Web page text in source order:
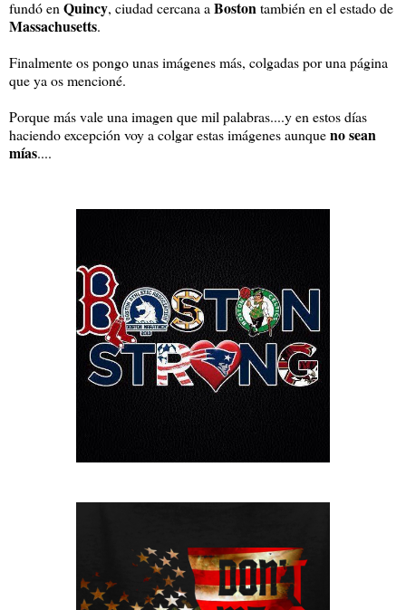
fundó en Quincy, ciudad cercana a Bostontambién en el estado de
Massachusetts.
Finalmente os pongo unas imágenes más, colgadas por una página
que ya os mencioné.
Porque más vale una imagen que mil palabras....y en estos días
haciendo excepción voy a colgar estas imágenes aunqueno sean
mías....